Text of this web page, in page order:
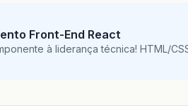
<!-- Collect the nav
<
div = "collapse
Front-End React
à liderança técnica! HTML/